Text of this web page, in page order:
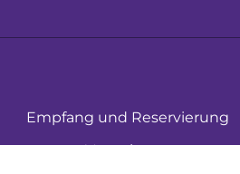
Empfang und Reservierung
Verwaltung